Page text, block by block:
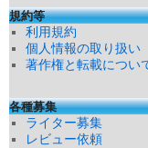
規約等
利用規約
個人情報の取り扱い
著作権と転載につい
各種募集
ライター募集
レビュー依頼